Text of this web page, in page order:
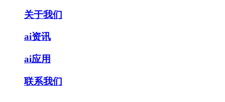
关于我们
ai资讯
ai应用
联系我们